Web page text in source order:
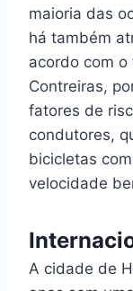
maioria das
há também
acordo com
Contreiras,
fatores de
condutores,
bicicletas
velocidade
A cidade de